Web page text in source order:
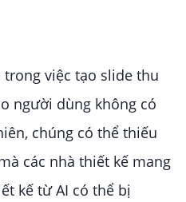
trong việc tạo slide thu
người dùng không có
chúng có thể thiếu
các nhà thiết kế mang
kế từ AI có thể bị